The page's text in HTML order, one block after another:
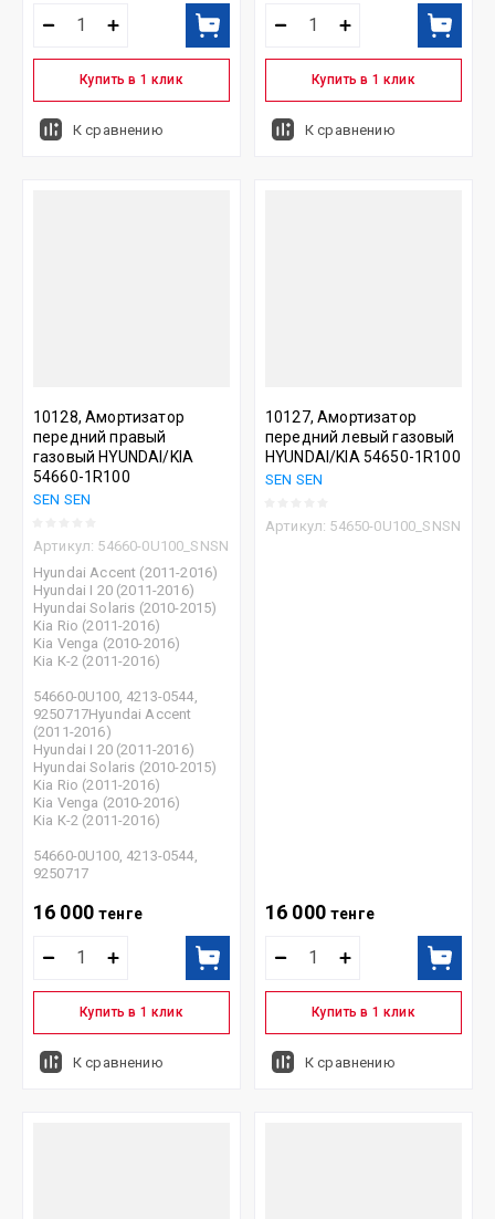
Купить в 1 клик
К сравнению
Купить в 1 клик
К сравнению
10128, Амортизатор
передний правый
газовый HYUNDAI/KIA
54660-1R100
SEN SEN
Артикул: 54660-0U100_SNSN
Hyundai Accent (2011-2016)
Hyundai I 20 (2011-2016)
Hyundai Solaris (2010-2015)
Kia Rio (2011-2016)
Kia Venga (2010-2016)
Kia К-2 (2011-2016)
54660-0U100, 4213-0544,
9250717Hyundai Accent
(2011-2016)
Hyundai I 20 (2011-2016)
Hyundai Solaris (2010-2015)
Kia Rio (2011-2016)
Kia Venga (2010-2016)
Kia К-2 (2011-2016)
54660-0U100, 4213-0544,
9250717
16 000 тенге
Купить в 1 клик
К сравнению
10127, Амортизатор
передний левый газовый
HYUNDAI/KIA 54650-1R100
SEN SEN
Артикул: 54650-0U100_SNSN
16 000 тенге
Купить в 1 клик
К сравнению